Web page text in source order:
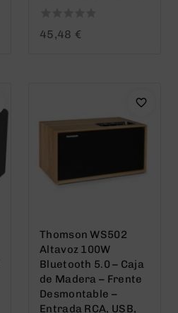
0
45,48 €
Thomson WS502
Altavoz 100W
Bluetooth 5.0 – Caja
de Madera – Frente
Desmontable –
Entrada RCA, USB,